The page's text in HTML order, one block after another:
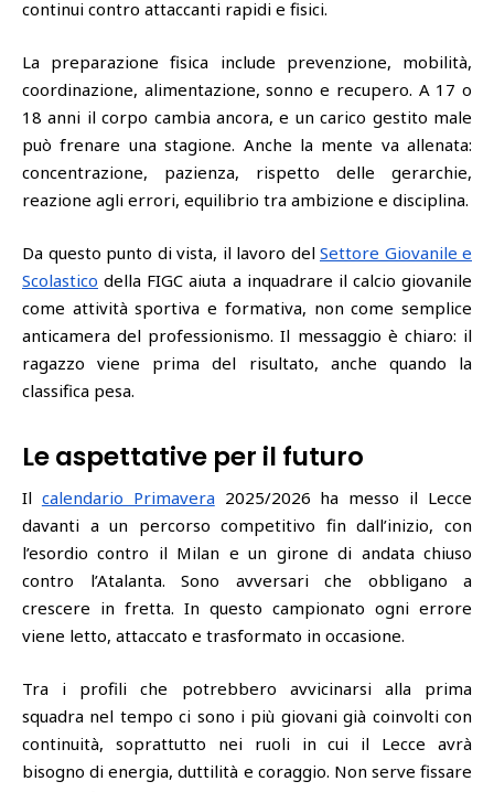
continui contro attaccanti rapidi e fisici.
La preparazione fisica include prevenzione, mobilità,
coordinazione, alimentazione, sonno e recupero. A 17 o
18 anni il corpo cambia ancora, e un carico gestito male
può frenare una stagione. Anche la mente va allenata:
concentrazione, pazienza, rispetto delle gerarchie,
reazione agli errori, equilibrio tra ambizione e disciplina.
Da questo punto di vista, il lavoro del Settore Giovanile e
Scolastico della FIGC aiuta a inquadrare il calcio giovanile
come attività sportiva e formativa, non come semplice
anticamera del professionismo. Il messaggio è chiaro: il
ragazzo viene prima del risultato, anche quando la
classifica pesa.
Le aspettative per il futuro
Il calendario Primavera 2025/2026 ha messo il Lecce
davanti a un percorso competitivo fin dall’inizio, con
l’esordio contro il Milan e un girone di andata chiuso
contro l’Atalanta. Sono avversari che obbligano a
crescere in fretta. In questo campionato ogni errore
viene letto, attaccato e trasformato in occasione.
Tra i profili che potrebbero avvicinarsi alla prima
squadra nel tempo ci sono i più giovani già coinvolti con
continuità, soprattutto nei ruoli in cui il Lecce avrà
bisogno di energia, duttilità e coraggio. Non serve fissare